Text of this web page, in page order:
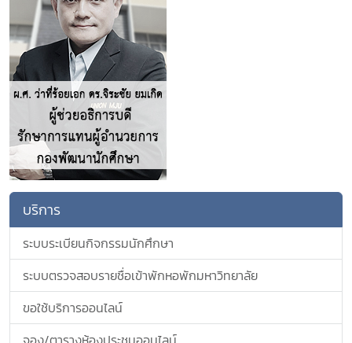
บริการ
ระบบระเบียนกิจกรรมนักศึกษา
ระบบตรวจสอบรายชื่อเข้าพักหอพักมหาวิทยาลัย
ขอใช้บริการออนไลน์